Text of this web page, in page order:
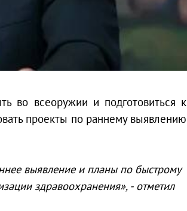
во всеоружии и подготовиться к
проекты по раннему выявлению
выявление и планы по быстрому
здравоохранения», - отметил